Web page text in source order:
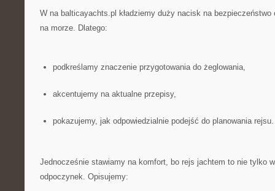
W na balticayachts.pl kładziemy duży nacisk na bezpieczeństwo
na morze. Dlatego:
podkreślamy znaczenie przygotowania do żeglowania,
akcentujemy na aktualne przepisy,
pokazujemy, jak odpowiedzialnie podejść do planowania rejsu.
Jednocześnie stawiamy na komfort, bo rejs jachtem to nie tylko
odpoczynek. Opisujemy: